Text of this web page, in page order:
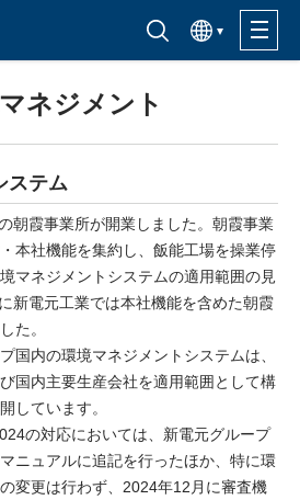
ネジメント
ステム
朝霞事業所が開業しました。朝霞事業
本社機能を集約し、飯能工場を操業停
マネジメントシステムの適用範囲の見
新電元工業では本社機能を含めた朝霞
た。
国内の環境マネジメントシステムは、
国内主要生産会社を適用範囲として構
しています。
の対応においては、新電元グループ
ニュアルに追記を行ったほか、特に環
変更は行わず、2024年12月に審査機